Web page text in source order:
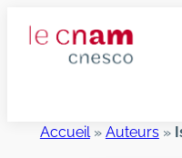
Accueil» Auteurs»